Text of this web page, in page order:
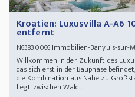
Kroatien: Luxusvilla A-A6
entfernt
N63830066Immobilien-Banyuls-sur-
Willkommen in der Zukunft des
das sich erst in der Bauphase
die Kombination aus Nähe zu
liegt zwischen Wald ...